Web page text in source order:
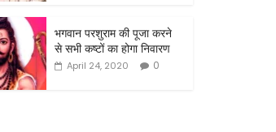
भगवान परशुराम की पूजा करने
से सभी कष्टों का होगा निवारण
April 24, 2020 0